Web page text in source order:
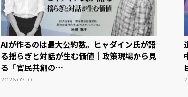
AIが作るのは最大公約数。ヒャダイン氏が語
る揺らぎと対話が生む価値｜政策現場から見
る『官民共創の…
2026.07.10